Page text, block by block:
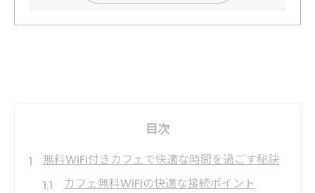
目次
無料WiFi付きカフェで快適な時間を過ごす秘訣
カフェ無料WiFiの快適な接続ポイント